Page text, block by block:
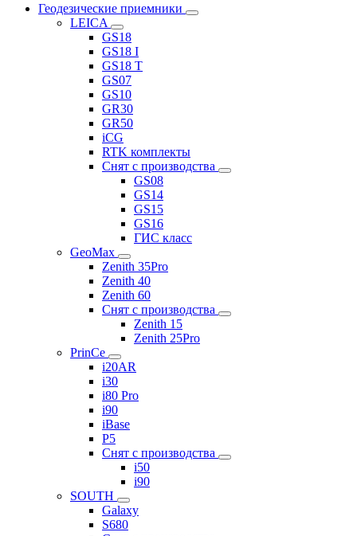
Геодезические приемники
LEICA
GS18
GS18 I
GS18 T
GS07
GS10
GR30
GR50
iCG
RTK комплекты
Снят с производства
GS08
GS14
GS15
GS16
ГИС класс
GeoMax
Zenith 35Pro
Zenith 40
Zenith 60
Снят с производства
Zenith 15
Zenith 25Pro
PrinCe
i20AR
i30
i80 Pro
i90
iBase
P5
Снят с производства
i50
i90
SOUTH
Galaxy
S680